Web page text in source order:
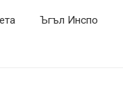
Ъгъл Инспо